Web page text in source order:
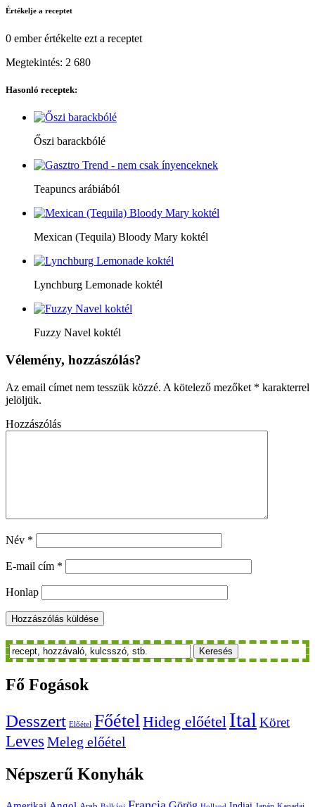
Értékelje a receptet
0 emberértékelte ezt a receptet
Megtekintés: 2 680
Hasonló receptek:
Őszi barackbólé
Teapuncs arábiából
Mexican (Tequila) Bloody Mary koktél
Lynchburg Lemonade koktél
Fuzzy Navel koktél
Vélemény, hozzászólás?
Az email címet nem tesszük közzé. A kötelező mezőket * karakterrel
jelöljük.
Hozzászólás
Név *
E-mail cím *
Honlap
Keresés
Fő Fogások
Desszert Előétel FőételHideg előétel Ital Köret
Leves Meleg előétel
Népszerű Konyhák